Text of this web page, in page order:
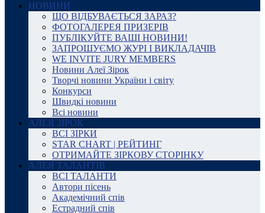
НОВИНИ
ЩО ВІДБУВАЄТЬСЯ ЗАРАЗ?
ФОТОГАЛЕРЕЯ ПРИЗЕРІВ
ПУБЛІКУЙТЕ ВАШІ НОВИНИ!
ЗАПРОШУЄМО ЖУРІ І ВИКЛАДАЧІВ
WE INVITE JURY MEMBERS
Новини Алеї Зірок
Творчі новини України і світу
Конкурси
Швидкі новини
Всі новини
АЛЕЯ ЗІРОК
ВСІ ЗІРКИ
STAR CHART | РЕЙТИНГ
ОТРИМАЙТЕ ЗІРКОВУ СТОРІНКУ
АЛЕЯ ТАЛАНТІВ
ВСІ ТАЛАНТИ
Автори пісень
Академічний спів
Естрадний спів